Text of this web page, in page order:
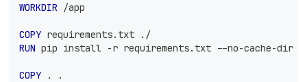
WORKDIR /app
COPY requirements.txt ./
RUN pip install -r requirements.txt --no-cache-dir
COPY . .